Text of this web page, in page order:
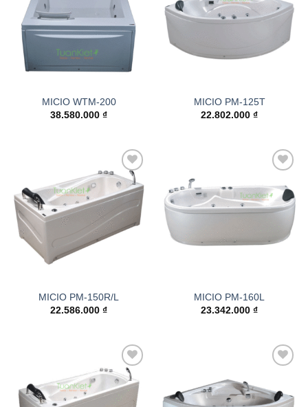
MICIO WTM-200
38.580.000 ₫
MICIO PM-125T
22.802.000 ₫
Add to
wishlist
MICIO PM-150R/L
22.586.000 ₫
wishlist
MICIO PM-160L
23.342.000 ₫
Add to
wishlist